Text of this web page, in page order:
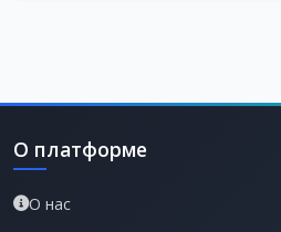
О платформе
О нас